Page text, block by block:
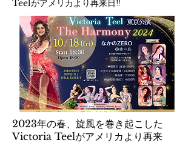
Teelがアメリカより再来日‼
2023年の春、旋風を巻き起こした
Victoria Teelがアメリカより再来